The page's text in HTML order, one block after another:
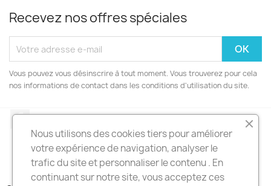
Recevez nos offres spéciales
Vous pouvez vous désinscrire à tout moment. Vous trouverez pour cela
nos informations de contact dans les conditions d'utilisation du site.
Facebook
Nous utilisons des cookies tiers pour améliorer
votre expérience de navigation, analyser le
trafic du site et personnaliser le contenu . En
continuant sur notre site, vous acceptez ces